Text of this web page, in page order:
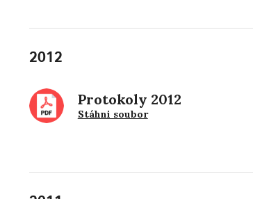
2012
Protokoly 2012
Stáhni soubor